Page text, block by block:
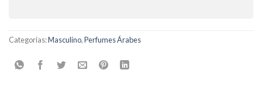
Categorias:Masculino,Perfumes Árabes